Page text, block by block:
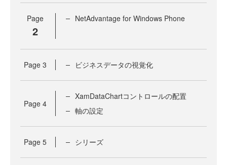
Page
2
NetAdvantage for Windows Phone
Page 3 ビジネスデータの視覚化
Page 4
XamDataChartコントロールの配置
軸の設定
Page 5 シリーズ